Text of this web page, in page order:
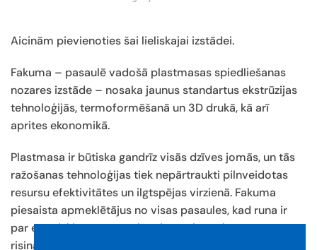
Aicinām pievienoties šai lieliskajai izstādei.
Fakuma – pasaulē vadošā plastmasas spiedliešanas
nozares izstāde – nosaka jaunus standartus ekstrūzijas
tehnoloģijās, termoformēšanā un 3D drukā, kā arī
aprites ekonomikā.
Plastmasa ir būtiska gandrīz visās dzīves jomās, un tās
ražošanas tehnoloģijas tiek nepārtraukti pilnveidotas
resursu efektivitātes un ilgtspējas virzienā. Fakuma
piesaista apmeklētājus no visas pasaules, kad runa ir
par estētiskiem un uz nākotni vērstiem plastmasas
risinājumiem.